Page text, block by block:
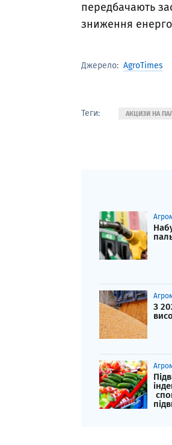
передбачають
зниження
Джерело: AgroTimes
Теги: АКЦИЗИ НА
З